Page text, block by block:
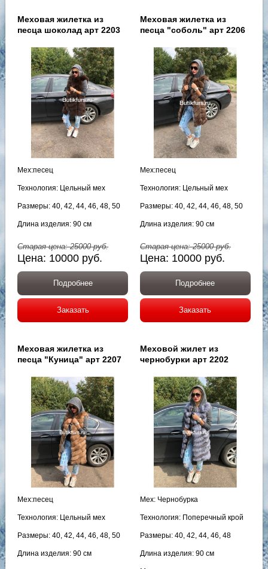
Меховая жилетка из
песца шоколад арт 2203
Мех:песец
Технология: Цельный мех
Размеры: 40, 42, 44, 46, 48, 50
Длина изделия: 90 см
Старая цена:25000руб.
Цена: 10000 руб.
Подробнее
Заказать
Меховая жилетка из
песца "соболь" арт 2206
Мех:песец
Технология: Цельный мех
Размеры: 40, 42, 44, 46, 48, 50
Длина изделия: 90 см
Старая цена:25000руб.
Цена: 10000 руб.
Подробнее
Заказать
Меховая жилетка из
песца "Куница" арт 2207
Мех:песец
Технология: Цельный мех
Размеры: 40, 42, 44, 46, 48, 50
Длина изделия: 90 см
Меховой жилет из
чернобурки арт 2202
Мех: Чернобурка
Технология: Поперечный крой
Размеры: 40, 42, 44, 46, 48
Длина изделия: 90 см